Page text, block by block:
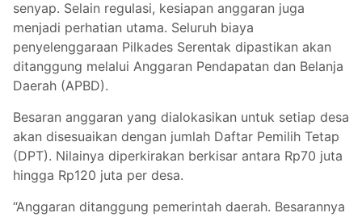
senyap. Selain regulasi, kesiapan anggaran juga
menjadi perhatian utama. Seluruh biaya
penyelenggaraan Pilkades Serentak dipastikan akan
ditanggung melalui Anggaran Pendapatan dan Belanja
Daerah (APBD).
Besaran anggaran yang dialokasikan untuk setiap desa
akan disesuaikan dengan jumlah Daftar Pemilih Tetap
(DPT). Nilainya diperkirakan berkisar antara Rp70 juta
hingga Rp120 juta per desa.
“Anggaran ditanggung pemerintah daerah. Besarannya